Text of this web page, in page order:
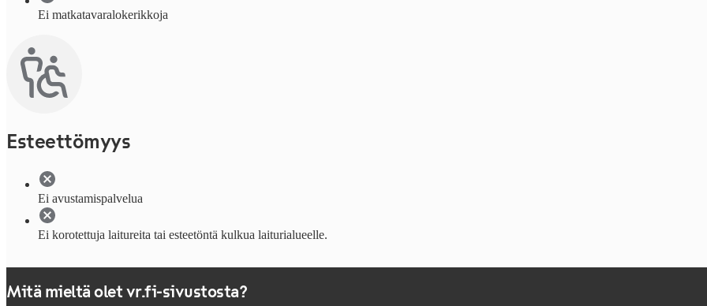
Ei matkatavaralokerikkoja
Esteettömyys
Ei avustamispalvelua
Ei korotettuja laitureita tai esteetöntä kulkua laiturialueelle.
Mitä mieltä olet vr.fi-sivustosta?